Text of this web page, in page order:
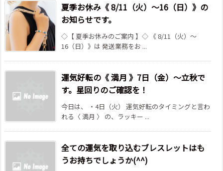
夏季お休み《 8/11（火）～16（日）》の
お知らせです。
◇【 夏季お休みのご案内 】◇ 《 8/11（火）～
16（日）》は 発送業務をお ...
運気好転の《 満月 》7日（金）～立秋で
す。星回りのご確認を！
今日は、 ・4日（火） 運気好転のタイミングと言わ
れる〈 満月 〉 の、ラッキー ...
全ての運気を取り込むブレスレットはも
うお持ちでしょうか(^^)